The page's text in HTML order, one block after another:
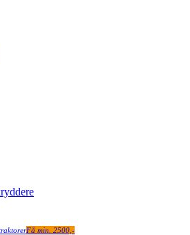
Få min. 2500,-